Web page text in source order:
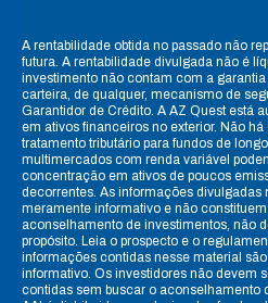
A rentabilidade obtida no passado não
futura. A rentabilidade divulgada não é
investimento não contam com a
carteira, de qualquer, mecanismo de
Garantidor de Crédito. A AZ Quest está
em ativos financeiros no exterior. Não
tratamento tributário para fundos de
multimercados com renda variável
concentração em ativos de poucos
decorrentes. As informações divulgadas
meramente informativo e não
aconselhamento de investimentos, não
propósito. Leia o prospecto e o
informações contidas nesse material
informativo. Os investidores não devem
contidas sem buscar o aconselhamento